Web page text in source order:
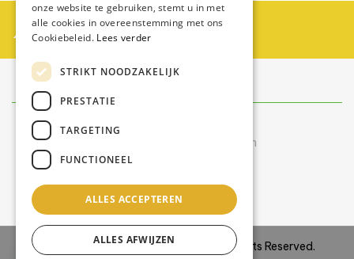
Partner worden?
Neem contact op met Swiss Zontechniek
Contact
info@swisszontechniek.nl
Bereikbaar tijdens kantooruren
van maandag t/m vrijdag
9.00 uur – 16.00 uur
Copyright © 2024Site IT BV All Rights Reserved.
onze website te gebruiken, stemt u in met
alle cookies in overeenstemming met ons
Cookiebeleid. Lees verder
STRIKT NOODZAKELIJK
PRESTATIE
TARGETING
FUNCTIONEEL
ALLES ACCEPTEREN
ALLES AFWIJZEN